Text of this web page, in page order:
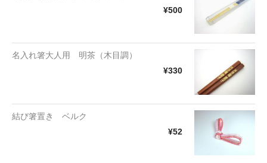
¥500
名入れ箸大人用 明茶（木目調）
¥330
結び箸置き ベルク
¥52